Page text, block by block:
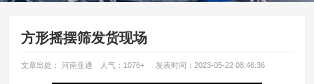
方形摇摆筛发货现场
文章出处： 河南亚通 人气：1076+ 发表时间：2023-05-22 08:46:36